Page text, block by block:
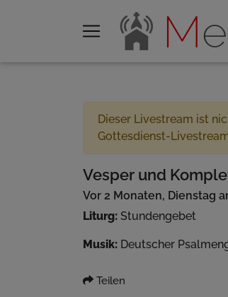
M
Dieser Livestream ist
Gottesdienst-
Vesper und
Vor 2 Monaten, Dienstag
Liturg: Stundengebet
Musik: Deutscher
Teilen